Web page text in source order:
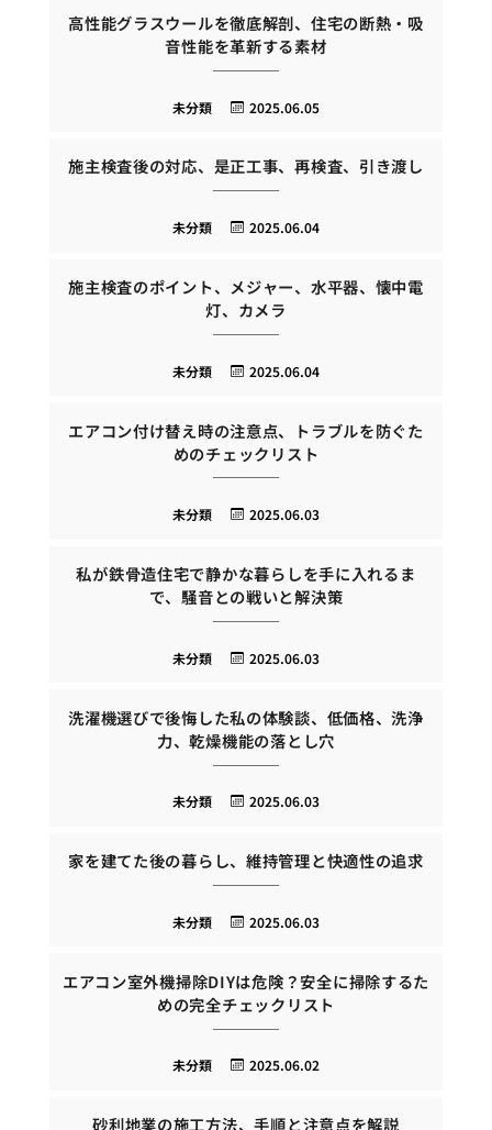
高性能グラスウールを徹底解剖、住宅の断熱・吸
音性能を革新する素材
2025.06.05
未分類
施主検査後の対応、是正工事、再検査、引き渡し
2025.06.04
未分類
施主検査のポイント、メジャー、水平器、懐中電
灯、カメラ
2025.06.04
未分類
エアコン付け替え時の注意点、トラブルを防ぐた
めのチェックリスト
2025.06.03
未分類
私が鉄骨造住宅で静かな暮らしを手に入れるま
で、騒音との戦いと解決策
2025.06.03
未分類
洗濯機選びで後悔した私の体験談、低価格、洗浄
力、乾燥機能の落とし穴
2025.06.03
未分類
家を建てた後の暮らし、維持管理と快適性の追求
2025.06.03
未分類
エアコン室外機掃除DIYは危険？安全に掃除するた
めの完全チェックリスト
2025.06.02
未分類
砂利地業の施工方法、手順と注意点を解説